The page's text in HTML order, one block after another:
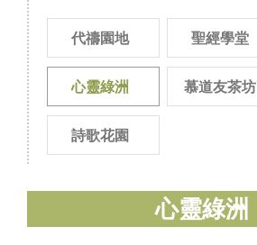
代禱園地 聖經學堂
心靈綠洲 慕道友茶坊
詩歌花園
心靈綠洲